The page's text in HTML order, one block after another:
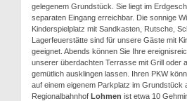
gelegenem Grundstück. Sie liegt im
separaten Eingang erreichbar. Die sonnige
Kinderspielplatz mit Sandkasten, Rutsche,
Lagerfeuerstätte sind für unsere Gäste mit
geeignet. Abends können Sie Ihre
unserer überdachten Terrasse mit Grill oder
gemütlich ausklingen lassen. Ihren PKW
auf einem eigenem Parkplatz im Grundstück
Regionalbahnhof Lohmen ist etwa 10